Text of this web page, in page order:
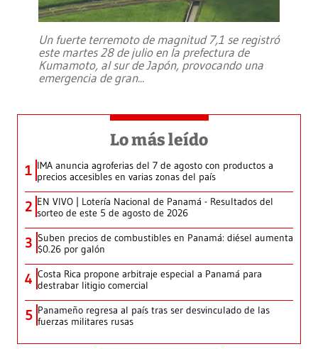
Un fuerte terremoto de magnitud 7,1 se registró
este martes 28 de julio en la prefectura de
Kumamoto, al sur de Japón, provocando una
emergencia de gran...
Lo más leído
1 IMA anuncia agroferias del 7 de agosto con productos a
precios accesibles en varias zonas del país
2 EN VIVO | Lotería Nacional de Panamá - Resultados del
sorteo de este 5 de agosto de 2026
3 Suben precios de combustibles en Panamá: diésel aumenta
$0.26 por galón
4 Costa Rica propone arbitraje especial a Panamá para
destrabar litigio comercial
5 Panameño regresa al país tras ser desvinculado de las
fuerzas militares rusas